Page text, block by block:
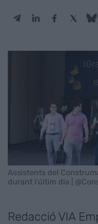
Assistents del
durant l'últim dia |
Redacció VIA